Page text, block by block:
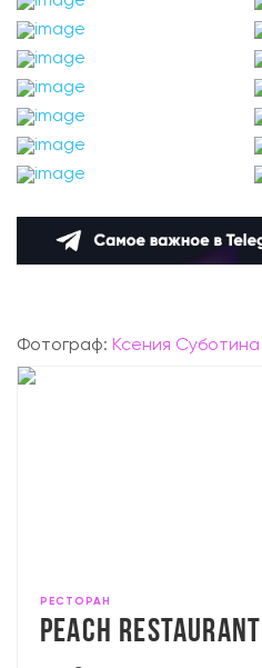
Фотограф: Ксения Суботина
РЕСТОРАН
PEACH RESTAURANT